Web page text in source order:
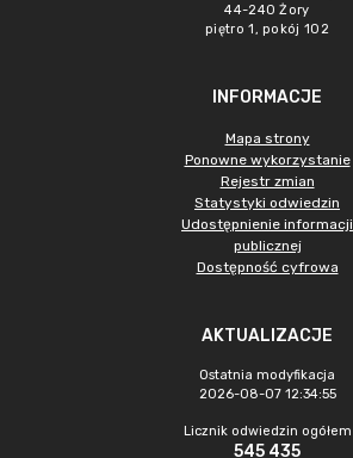
44-240 Żory
piętro 1, pokój 102
INFORMACJE
Mapa strony
Ponowne wykorzystanie
Rejestr zmian
Statystyki odwiedzin
Udostępnienie informacji
publicznej
Dostępność cyfrowa
AKTUALIZACJE
Ostatnia modyfikacja
2026-08-07 12:34:55
Licznik odwiedzin ogółem
545 435